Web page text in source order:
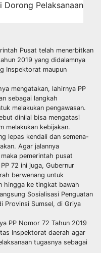
Dorong Pelaksanaan
Pusat telah menerbitkan
2019 yang didalamnya
Inspektorat maupun
mengatakan, lahirnya PP
sebagai langkah
melakukan pengawasan.
dinilai bisa mengatasi
melakukan kebijakan.
lepas kendali dan semena-
Agar jalannya
pemerintah pusat
72 ini juga, Gubernur
berwenang untuk
hingga ke tingkat bawah
Sosialisasi Penguatan
Provinsi Sumsel, di Griya
PP Nomor 72 Tahun 2019
Inspektorat daerah agar
tugasnya sebagai